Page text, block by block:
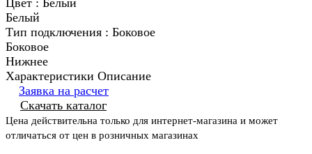
Цвет : Белый
Белый
Тип подключения : Боковое
Боковое
Нижнее
Характеристики Описание
Заявка на расчет
Скачать каталог
Цена действительна только для интернет-магазина и может
отличаться от цен в розничных магазинах